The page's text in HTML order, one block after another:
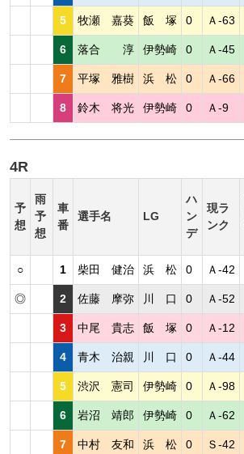
5 牧瀬 嘉葵 飯 塚 0 Ａ-63
6 落合 淳 伊勢崎 0 Ａ-45
7 平塚 雅樹 浜 松 0 Ａ-66
8 鈴木 将光 伊勢崎 0 Ａ-9
4R
予
想
雨
予
想
車
番
選手名 LG
ハ
ン
デ
現ラ
ンク
○ 1 柴田 健治 浜 松 0 Ａ-42
◎ 2 佐藤 摩弥 川 口 0 Ａ-52
3 中尾 貴志 飯 塚 0 Ａ-12
4 青木 治親 川 口 0 Ａ-44
5 渋沢 憲司 伊勢崎 0 Ａ-98
6 岩沼 靖郎 伊勢崎 0 Ａ-62
7 中村 友和 浜 松 0 Ｓ-42